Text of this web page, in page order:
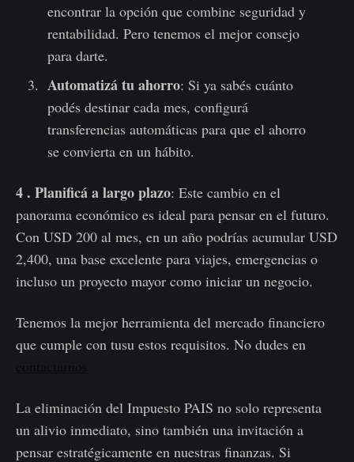
encontrar la opción que combine seguridad y
rentabilidad. Pero tenemos el mejor consejo
para darte.
Automatizá tu ahorro: Si ya sabés cuánto
podés destinar cada mes, configurá
transferencias automáticas para que el ahorro
se convierta en un hábito.
4 . Planificá a largo plazo: Este cambio en el
panorama económico es ideal para pensar en el futuro.
Con USD 200 al mes, en un año podrías acumular USD
2,400, una base excelente para viajes, emergencias o
incluso un proyecto mayor como iniciar un negocio.
Tenemos la mejor herramienta del mercado financiero
que cumple con tusu estos requisitos. No dudes en
La eliminación del Impuesto PAIS no solo representa
un alivio inmediato, sino también una invitación a
pensar estratégicamente en nuestras finanzas. Si